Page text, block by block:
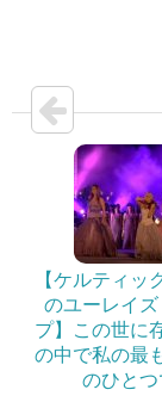
【ケルティッ
のユーレイズ
プ】この世に
の中で私の最
のひとつ